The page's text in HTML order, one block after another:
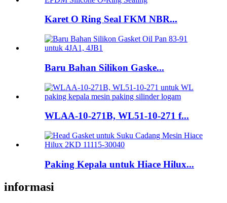
Karet O Ring Seal FKM NBR...
Baru Bahan Silikon Gaske...
WLAA-10-271B, WL51-10-271 f...
Paking Kepala untuk Hiace Hilux...
informasi